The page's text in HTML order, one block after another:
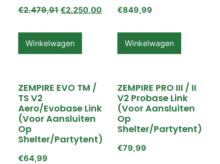
€2.479,91 €2.250,00
Winkelwagen
€849,99
Winkelwagen
ZEMPIRE EVO TM /
TS V2
Aero/Evobase Link
(voor Aansluiten
Op
Shelter/partytent)
€64,99
ZEMPIRE PRO III / II
V2 Probase Link
(voor Aansluiten
Op
Shelter/partytent)
€79,99